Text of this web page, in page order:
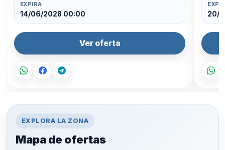
EXPIRA
14/06/2028 00:00
Ver oferta
20/
EXPLORA LA ZONA
Mapa de ofertas